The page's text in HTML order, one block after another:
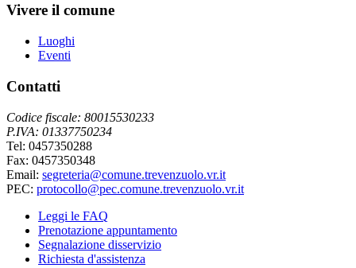
Vivere il comune
Luoghi
Eventi
Contatti
Codice fiscale: 80015530233
P.IVA: 01337750234
Tel: 0457350288
Fax: 0457350348
Email: segreteria@comune.trevenzuolo.vr.it
PEC: protocollo@pec.comune.trevenzuolo.vr.it
Leggi le FAQ
Prenotazione appuntamento
Segnalazione disservizio
Richiesta d'assistenza